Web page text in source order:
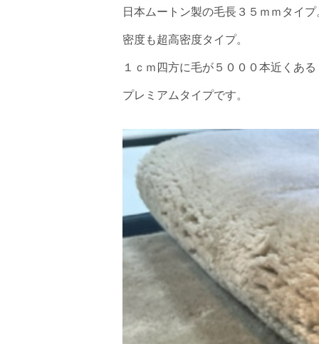
日本ムートン製の毛長３５ｍｍタイプ
密度も超高密度タイプ。
１ｃｍ四方に毛が５０００本近くある
プレミアムタイプです。